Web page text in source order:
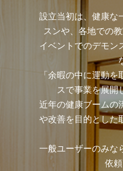
設立当初は、健康な
スンや、各地での
イベントでのデモン
「余暇の中に運動
スで事業を展開
近年の健康ブームの
や改善を目的とした
一般ユーザーのみな
依頼